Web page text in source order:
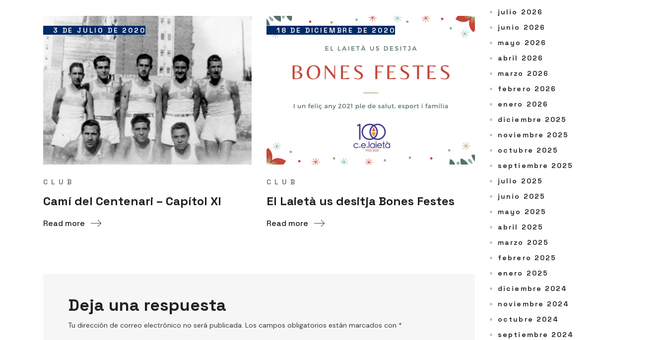
3 DE JULIO DE 2020
CLUB
Camí del Centenari – Capítol XI
Read more
18 DE DICIEMBRE DE 2020
CLUB
El Laietà us desitja Bones Festes
Read more
Deja una respuesta
Tu dirección de correo electrónico no será publicada. Los campos obligatorios están marcados con *
julio 2026
junio 2026
mayo 2026
abril 2026
marzo 2026
febrero 2026
enero 2026
diciembre 2025
noviembre 2025
octubre 2025
septiembre 2025
julio 2025
junio 2025
mayo 2025
abril 2025
marzo 2025
febrero 2025
enero 2025
diciembre 2024
noviembre 2024
octubre 2024
septiembre 2024